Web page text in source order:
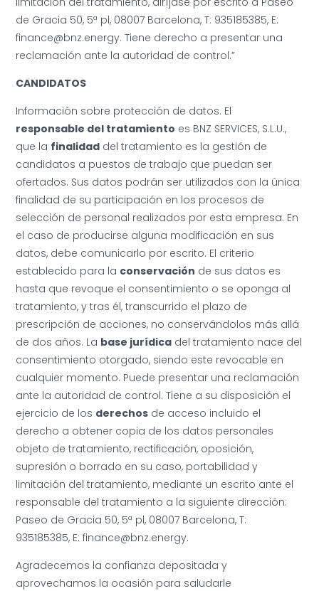
de Gracia 50, 5ª pl, 08007 Barcelona, T: 935185385, E:
finance@bnz.energy. Tiene derecho a presentar una
reclamación ante la autoridad de control.”
CANDIDATOS
Información sobre protección de datos. El
responsable del tratamiento es BNZ SERVICES, S.L.U.,
que la finalidad del tratamiento es la gestión de
candidatos a puestos de trabajo que puedan ser
ofertados. Sus datos podrán ser utilizados con la única
finalidad de su participación en los procesos de
selección de personal realizados por esta empresa. En
el caso de producirse alguna modificación en sus
datos, debe comunicarlo por escrito. El criterio
establecido para la conservación de sus datos es
hasta que revoque el consentimiento o se oponga al
tratamiento, y tras él, transcurrido el plazo de
prescripción de acciones, no conservándolos más allá
de dos años. La base jurídica del tratamiento nace del
consentimiento otorgado, siendo este revocable en
cualquier momento. Puede presentar una reclamación
ante la autoridad de control. Tiene a su disposición el
ejercicio de los derechos de acceso incluido el
derecho a obtener copia de los datos personales
objeto de tratamiento, rectificación, oposición,
supresión o borrado en su caso, portabilidad y
limitación del tratamiento, mediante un escrito ante el
responsable del tratamiento a la siguiente dirección:
Paseo de Gracia 50, 5ª pl, 08007 Barcelona, T:
935185385, E: finance@bnz.energy.
Agradecemos la confianza depositada y
aprovechamos la ocasión para saludarle